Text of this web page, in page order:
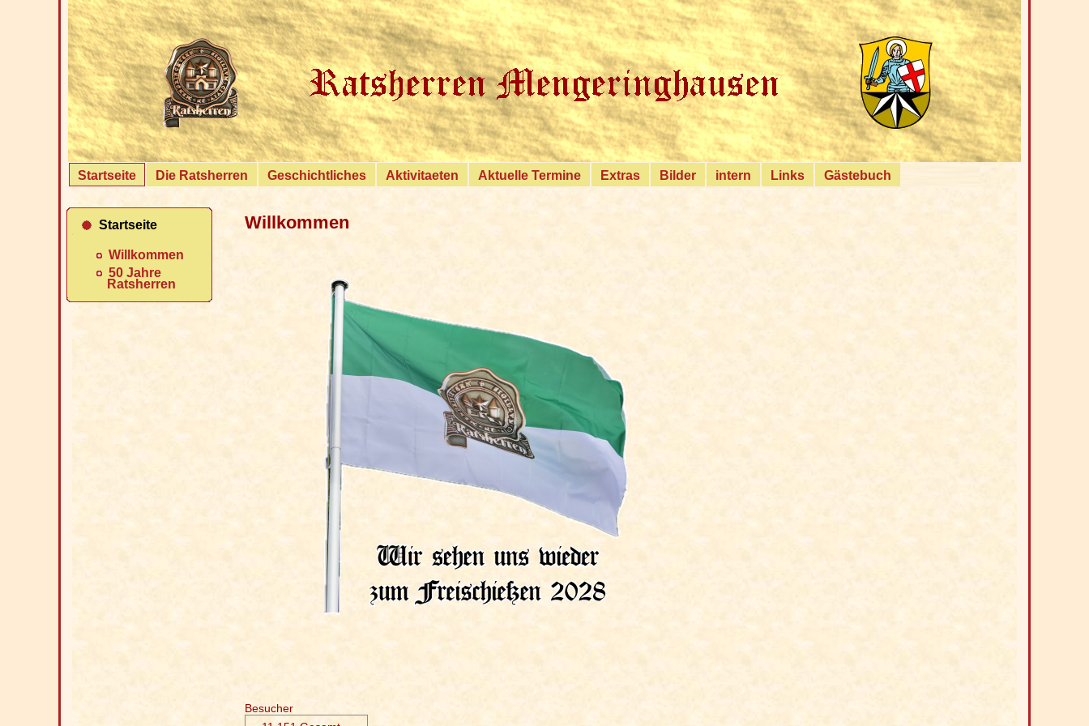
Startseite Die Ratsherren Geschichtliches Aktivitaeten Aktuelle Termine Extras Bilder intern Links Gästebuch
Startseite
Willkommen
50 Jahre
Ratsherren
Willkommen
Besucher
{MobileLayout}